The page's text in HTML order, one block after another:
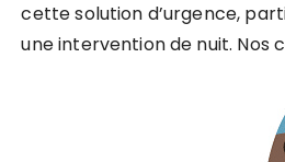
cette solution d’urgence,
une intervention de nuit. Nos